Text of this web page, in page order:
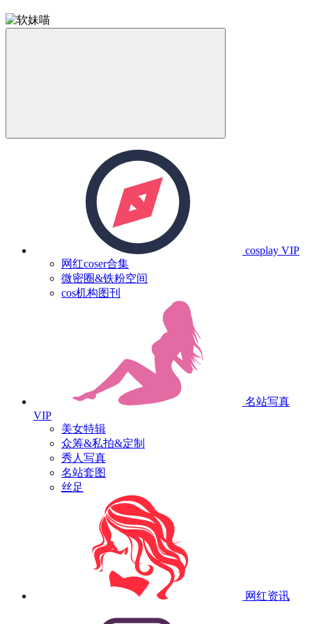
cosplay VIP
网红coser合集
微密圈&铁粉空间
cos机构图刊
名站写真
VIP
美女特辑
众筹&私拍&定制
秀人写真
名站套图
丝足
网红资讯